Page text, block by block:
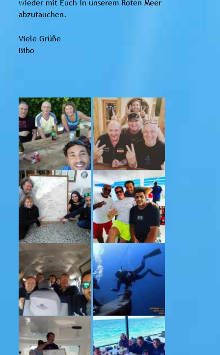
wieder mit Euch in unserem Roten Meer
abzutauchen.
Viele Grüße
Bibo